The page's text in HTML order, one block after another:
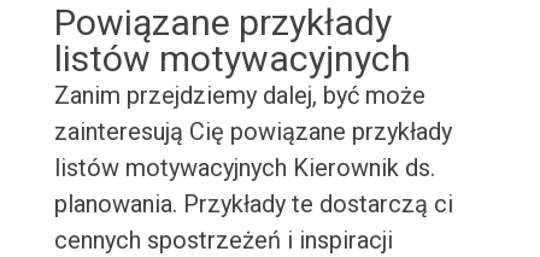
Powiązane przykłady
listów motywacyjnych
Zanim przejdziemy dalej, być może
zainteresują Cię powiązane przykłady
listów motywacyjnych Kierownik ds.
planowania. Przykłady te dostarczą ci
cennych spostrzeżeń i inspiracji